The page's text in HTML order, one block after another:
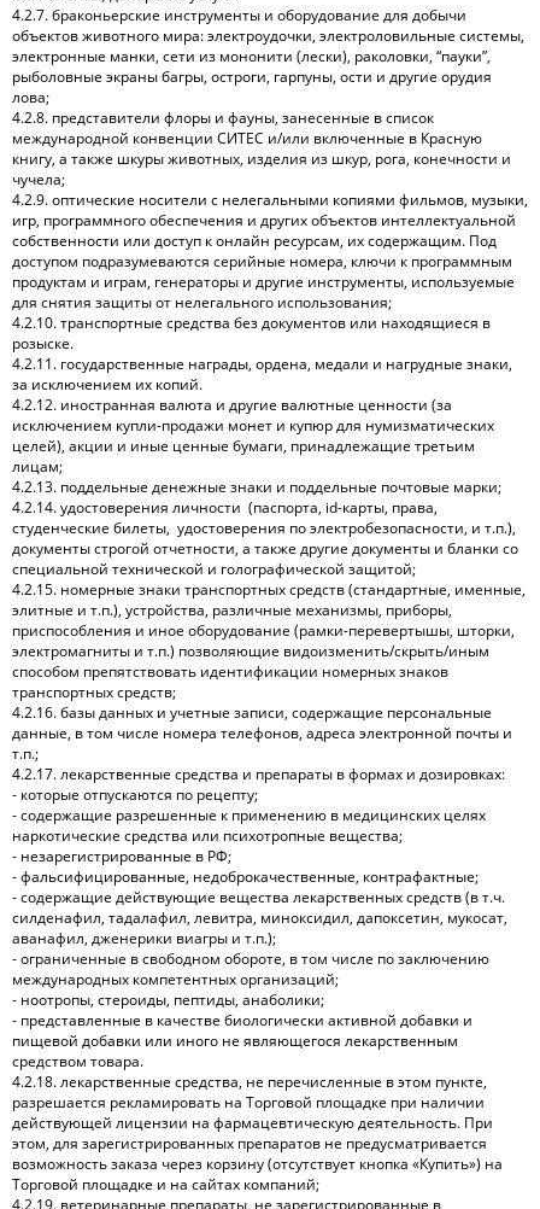
4.2.7. браконьерские инструменты и оборудование для добычи
объектов животного мира: электроудочки, электроловильные системы,
электронные манки, сети из мононити (лески), раколовки, “пауки”,
рыболовные экраны багры, остроги, гарпуны, ости и другие орудия
лова;
4.2.8. представители флоры и фауны, занесенные в список
международной конвенции СИТЕС и/или включенные в Красную
книгу, а также шкуры животных, изделия из шкур, рога, конечности и
чучела;
4.2.9. оптические носители с нелегальными копиями фильмов, музыки,
игр, программного обеспечения и других объектов интеллектуальной
собственности или доступ к онлайн ресурсам, их содержащим. Под
доступом подразумеваются серийные номера, ключи к программным
продуктам и играм, генераторы и другие инструменты, используемые
для снятия защиты от нелегального использования;
4.2.10. транспортные средства без документов или находящиеся в
розыске.
4.2.11. государственные награды, ордена, медали и нагрудные знаки,
за исключением их копий.
4.2.12. иностранная валюта и другие валютные ценности (за
исключением купли-продажи монет и купюр для нумизматических
целей), акции и иные ценные бумаги, принадлежащие третьим
лицам;
4.2.13. поддельные денежные знаки и поддельные почтовые марки;
4.2.14. удостоверения личности (паспорта, id-карты, права,
студенческие билеты, удостоверения по электробезопасности, и т.п.),
документы строгой отчетности, а также другие документы и бланки со
специальной технической и голографической защитой;
4.2.15. номерные знаки транспортных средств (стандартные, именные,
элитные и т.п.), устройства, различные механизмы, приборы,
приспособления и иное оборудование (рамки-перевертышы, шторки,
электромагниты и т.п.) позволяющие видоизменить/скрыть/иным
способом препятствовать идентификации номерных знаков
транспортных средств;
4.2.16. базы данных и учетные записи, содержащие персональные
данные, в том числе номера телефонов, адреса электронной почты и
т.п.;
4.2.17. лекарственные средства и препараты в формах и дозировках:
- которые отпускаются по рецепту;
- содержащие разрешенные к применению в медицинских целях
наркотические средства или психотропные вещества;
- незарегистрированные в РФ;
- фальсифицированные, недоброкачественные, контрафактные;
- содержащие действующие вещества лекарственных средств (в т.ч.
силденафил, тадалафил, левитра, миноксидил, дапоксетин, мукосат,
аванафил, дженерики виагры и т.п.);
- ограниченные в свободном обороте, в том числе по заключению
международных компетентных организаций;
- ноотропы, стероиды, пептиды, анаболики;
- представленные в качестве биологически активной добавки и
пищевой добавки или иного не являющегося лекарственным
средством товара.
4.2.18. лекарственные средства, не перечисленные в этом пункте,
разрешается рекламировать на Торговой площадке при наличии
действующей лицензии на фармацевтическую деятельность. При
этом, для зарегистрированных препаратов не предусматривается
возможность заказа через корзину (отсутствует кнопка «Купить») на
Торговой площадке и на сайтах компаний;
4.2.19. ветеринарные препараты, не зарегистрированные в